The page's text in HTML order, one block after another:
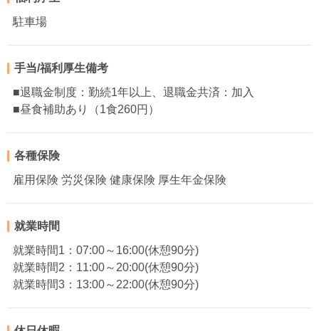
駐車場
手当/福利厚生備考
■退職金制度：勤続1年以上、退職金共済：加入
■昼食補助あり（1食260円）
各種保険
雇用保険 労災保険 健康保険 厚生年金保険
就業時間
就業時間1：07:00～16:00(休憩90分)
就業時間2：11:00～20:00(休憩90分)
就業時間3：13:00～22:00(休憩90分)